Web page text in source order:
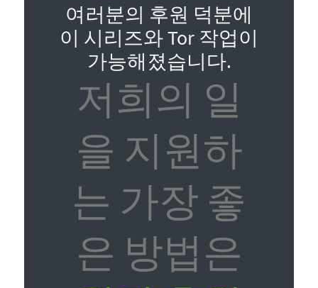
여러분의 후원 덕분에
이 시리즈와 Tor 작업이
가능해졌습니다.
저희의 일
을 지원하
는 가장 좋
은 방법은